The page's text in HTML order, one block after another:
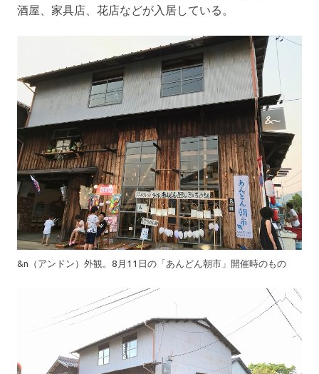
酒屋、家具店、花店などが入居している。
&n（アンドン）外観。8月11日の「あんどん朝市」開催時のもの